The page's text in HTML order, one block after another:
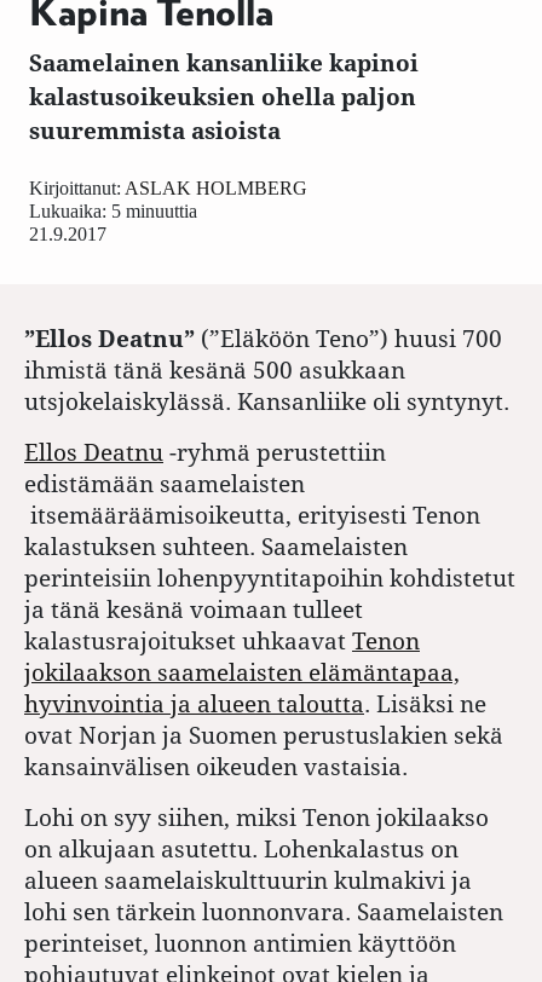
Kapina Tenolla
Saamelainen kansanliike kapinoi
kalastusoikeuksien ohella paljon
suuremmista asioista
21.9.2017
Kirjoittanut: ASLAK HOLMBERG
Lukuaika: 5 minuuttia
”Ellos Deatnu” (”Eläköön Teno”) huusi 700
ihmistä tänä kesänä 500 asukkaan
utsjokelaiskylässä. Kansanliike oli syntynyt.
Ellos Deatnu -ryhmä perustettiin
edistämään saamelaisten
itsemääräämisoikeutta, erityisesti Tenon
kalastuksen suhteen. Saamelaisten
perinteisiin lohenpyyntitapoihin kohdistetut
ja tänä kesänä voimaan tulleet
kalastusrajoitukset uhkaavat Tenon
jokilaakson saamelaisten elämäntapaa,
hyvinvointia ja alueen taloutta. Lisäksi ne
ovat Norjan ja Suomen perustuslakien sekä
kansainvälisen oikeuden vastaisia.
Lohi on syy siihen, miksi Tenon jokilaakso
on alkujaan asutettu. Lohenkalastus on
alueen saamelaiskulttuurin kulmakivi ja
lohi sen tärkein luonnonvara. Saamelaisten
perinteiset, luonnon antimien käyttöön
pohjautuvat elinkeinot ovat kielen ja